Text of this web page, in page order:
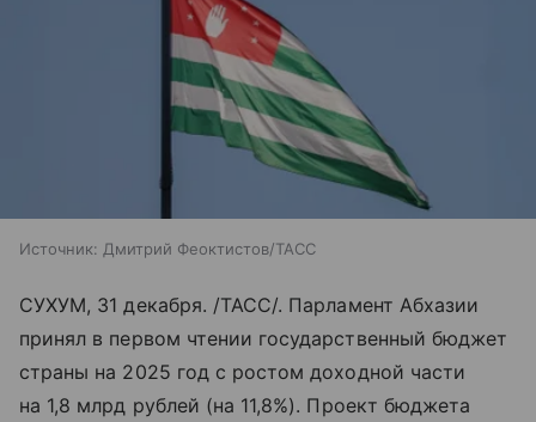
Источник: Дмитрий Феоктистов/ТАСС
СУХУМ, 31 декабря. /ТАСС/. Парламент Абхазии
принял в первом чтении государственный бюджет
страны на 2025 год с ростом доходной части
на 1,8 млрд рублей (на 11,8%). Проект бюджета